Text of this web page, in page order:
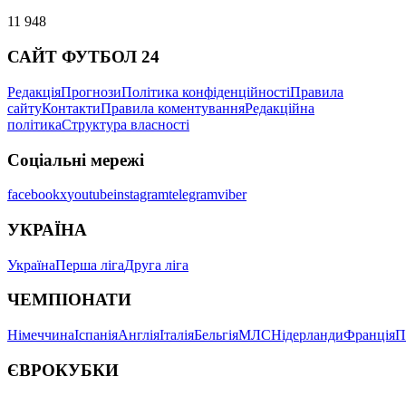
11 948
САЙТ ФУТБОЛ 24
РедакціяПрогнозиПолітика конфіденційностіПравила
сайтуКонтактиПравила коментуванняРедакційна
політикаСтруктура власності
Соціальні мережі
facebookxyoutubeinstagramtelegramviber
УКРАЇНА
УкраїнаПерша лігаДруга ліга
ЧЕМПІОНАТИ
НімеччинаІспаніяАнгліяІталіяБельгіяМЛСНідерландиФранція
ЄВРОКУБКИ